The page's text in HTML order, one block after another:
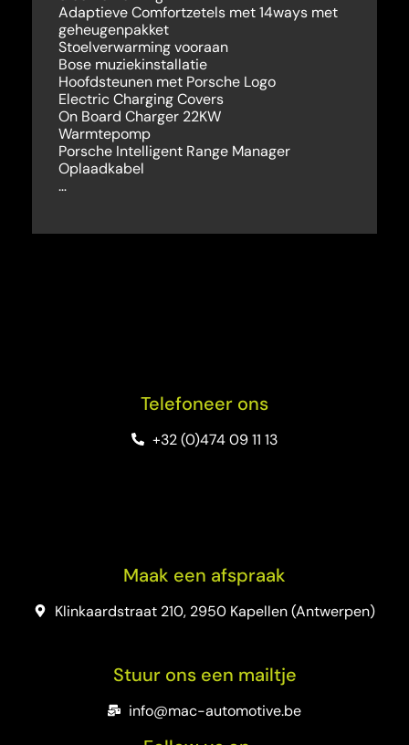
Adaptieve Comfortzetels met 14ways met
geheugenpakket
Stoelverwarming vooraan
Bose muziekinstallatie
Hoofdsteunen met Porsche Logo
Electric Charging Covers
On Board Charger 22KW
Warmtepomp
Porsche Intelligent Range Manager
Oplaadkabel
…
Telefoneer ons
+32 (0)474 09 11 13
Maak een afspraak
Klinkaardstraat 210, 2950 Kapellen (Antwerpen)
Stuur ons een mailtje
info@mac-automotive.be